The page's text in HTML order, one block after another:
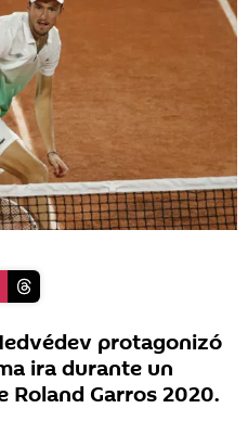
protagonizó
ira durante un
Roland Garros 2020.